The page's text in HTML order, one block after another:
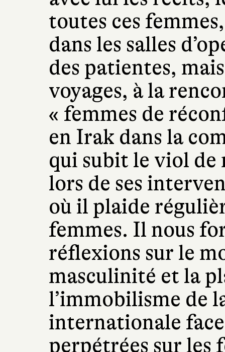
toutes ces
dans les salles
des patientes,
voyages, à la
« femmes de
en Irak dans la
qui subit le viol de
lors de ses
où il plaide
femmes. Il nous
réflexions sur le
masculinité et la
l’immobilisme de
internationale
perpétrées sur les